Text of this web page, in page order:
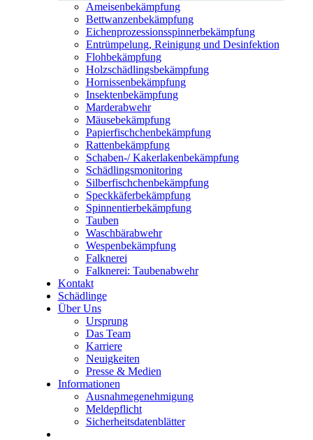
Amei­sen­be­kämp­fung
Bett­wan­zen­be­kämp­fung
Eichen­pro­zes­si­ons­spin­ner­be­kämp­fung
Ent­rüm­pe­lung, Rei­ni­gung und Des­in­fek­ti­on
Floh­be­kämp­fung
Holz­schäd­lings­be­kämp­fung
Hor­nis­sen­be­kämp­fung
Insek­ten­be­kämp­fung
Mar­der­ab­wehr
Mäu­se­be­kämp­fung
Papier­fisch­chen­be­kämp­fung
Rat­ten­be­kämp­fung
Scha­­­ben-/ Kaker­la­ken­be­kämp­fung
Schäd­lings­mo­ni­to­ring
Sil­ber­fisch­chen­be­kämp­fung
Speck­kä­fer­be­kämp­fung
Spin­nen­tier­be­kämp­fung
Tau­ben
Wasch­bär­ab­wehr
Wes­pen­be­kämp­fung
Falk­ne­rei
Falk­ne­rei: Tau­ben­ab­wehr
Kon­takt
Schäd­lin­ge
Über Uns
Ursprung
Das Team
Kar­rie­re
Neu­ig­kei­ten
Pres­se & Medi­en
Infor­ma­tio­nen
Aus­nah­me­ge­neh­mi­gung
Mel­de­pflicht
Sicher­heits­da­ten­blät­ter